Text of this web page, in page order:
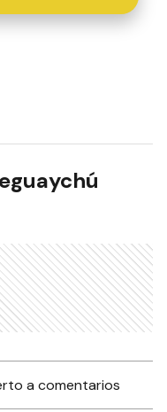
a comentarios